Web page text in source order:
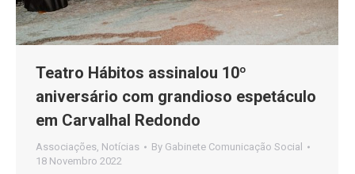
Teatro Hábitos assinalou 10º
aniversário com grandioso espetáculo
em Carvalhal Redondo
Associações, Notícias By Gabinete Comunicação Social
18 Novembro 2022